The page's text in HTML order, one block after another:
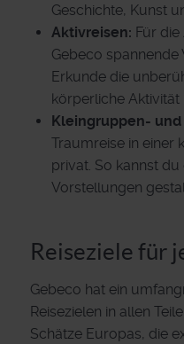
Geschichte, Kunst
Aktivreisen: Für
Gebeco spannende
Erkunde die
körperliche Aktivität
Kleingruppen- und
Traumreise in einer
privat. So kannst du
Vorstellungen
Reiseziele für
Gebeco hat ein
Reisezielen in allen
Schätze Europas, die